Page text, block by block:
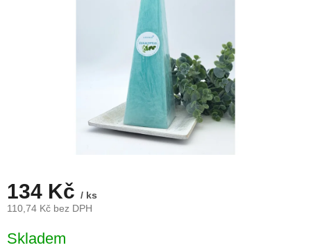
134 Kč / ks
110,74 Kč bez DPH
cena:
Skladem